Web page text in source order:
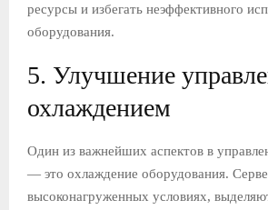
ресурсы и избегать неэффективного
оборудования.
5. Улучшение
охлаждением
Один из важнейших аспектов в
— это охлаждение оборудования.
высоконагруженных условиях,